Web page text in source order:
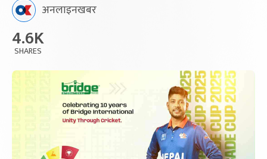
अनलाइनखबर
4.6K
SHARES